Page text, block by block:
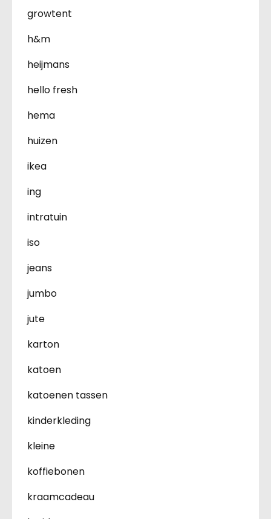
growtent
h&m
heijmans
hello fresh
hema
huizen
ikea
ing
intratuin
iso
jeans
jumbo
jute
karton
katoen
katoenen tassen
kinderkleding
kleine
koffiebonen
kraamcadeau